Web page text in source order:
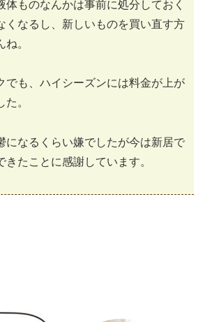
体ものなんかは事前に処分しておく
くなるし、新しいものを買い直す方
。
でも、ハイシーズンには料金が上が
。
になるくらい嫌でしたが今は新居で
たことに感謝しています。